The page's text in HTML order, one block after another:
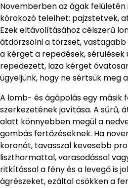
Novemberben az ágak felületén
kórokozó telelhet: pajzstetvek,
Ezek eltávolításához célszerű
átdörzsölni a törzset,
a kérget a repedések, sérülések
repedezett, laza kérget
ügyeljünk, hogy ne sértsük meg
A lomb- és ágápolás egy másik
szerkezetének javítása. A sűrű,
alatt könnyebben megül a
gombás fertőzéseknek. Ha
koronát, tavasszal kevesebb
lisztharmattal, varasodással
ritkítással a fény és a levegő is
ágrészeket, ezáltal csökken a